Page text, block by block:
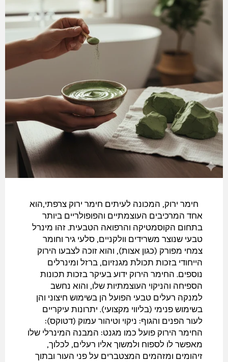
חימר ירוק, המכונה לעיתים חימר ירוק צרפתי,הוא
אחד המרכיבים העוצמתיים והפופולריים ביותר
בתחום הקוסמטיקה והרפואה הטבעית. זהו מינרל
טבעי שנוצר משרידים וולקניים, סלעי גיר וחומר
צמחי מפורק (כגון אצות), והוא זוכה לצבעו הירוק
הייחודי בזכות תכולת מגנזיום, ברזל ומינרלים
נוספים. החימר הירוק ידוע בעיקר בזכות תכונות
הספיחה והניקוי העוצמתיות שלו, והוא נחשב
למנקה רעלים טבעי הפועל הן בשימוש חיצוני והן
בשימוש פנימי (בליווי מקצועי). יתרונות עיקריים
לעור הפנים והגוף: ניקוי וטיהור עמוק (דטוקס):
החימר הירוק פועל כמו מגנט: המבנה המינרלי שלו
מאפשר לו לספוח ולמשוך אליו רעלים, לכלוך,
זיהומים ומזהמים המצטברים על פני העור ובתוך